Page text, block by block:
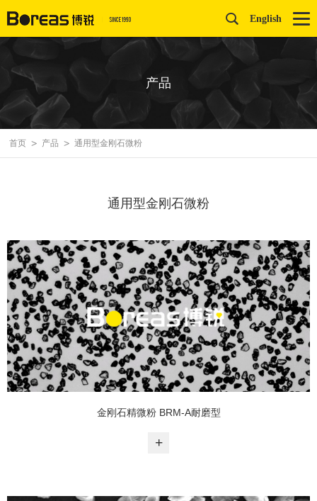
English
产品
首页 > 产品 > 通用型金刚石微粉
通用型金刚石微粉
金刚石精微粉 BRM-A耐磨型
+